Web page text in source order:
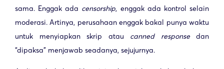
sama. Enggak ada censorship, enggak ada kontrol selain
moderasi. Artinya, perusahaan enggak bakal punya waktu
untuk menyiapkan skrip atau canned responsedan
“dipaksa” menjawab seadanya, sejujurnya.